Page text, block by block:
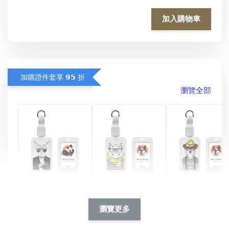
加入購物車
加購證件套享 𝟵𝟱 折
瀏覽全部
件套(附伸縮卡扣)
CSAA05
瀏覽更多